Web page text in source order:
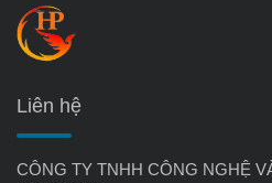
Liên hệ
CÔNG TY TNHH CÔNG NGHỆ